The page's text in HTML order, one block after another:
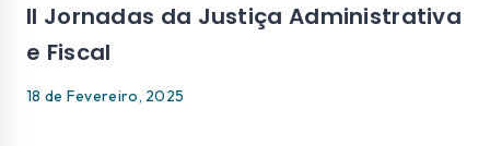
II Jornadas da Justiça Administrativa
e Fiscal
18 de Fevereiro, 2025